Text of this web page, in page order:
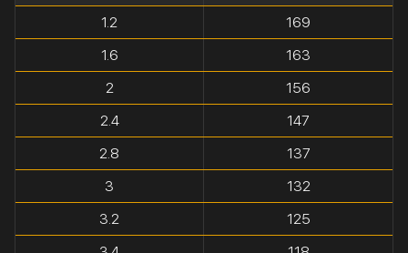
1.2
169
1.6
163
2
156
2.4
147
2.8
137
3
132
3.2
125